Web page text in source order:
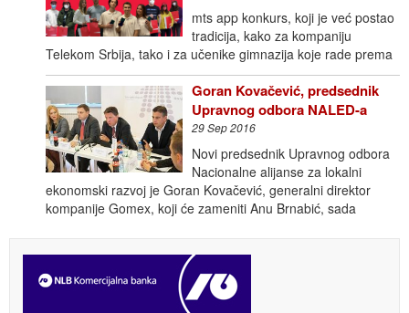
mts app konkurs, koji je već postao
tradicija, kako za kompaniju
Telekom Srbija, tako i za učenike gimnazija koje rade prema
Goran Kovačević, predsednik
Upravnog odbora NALED-a
29 Sep 2016
Novi predsednik Upravnog odbora
Nacionalne alijanse za lokalni
ekonomski razvoj je Goran Kovačević, generalni direktor
kompanije Gomex, koji će zameniti Anu Brnabić, sada